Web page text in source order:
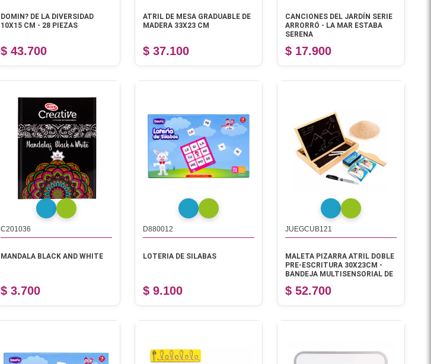
DOMIN? DE LA DIVERSIDAD
10X15 CM - 28 PIEZAS
$ 43.700
ATRIL DE MESA GRADUABLE DE
MADERA 33X23 CM
$ 37.100
CANCIONES DEL JARDÍN SERIE
ARRORRÓ - LA MAR ESTABA
SERENA
$ 17.900
C201036
MANDALA BLACK AND WHITE
$ 3.700
D880012
LOTERIA DE SILABAS
$ 9.100
JUEGCUB121
MALETA PIZARRA ATRIL DOBLE
PRE-ESCRITURA 30X23CM -
BANDEJA MULTISENSORIAL DE
$ 52.700